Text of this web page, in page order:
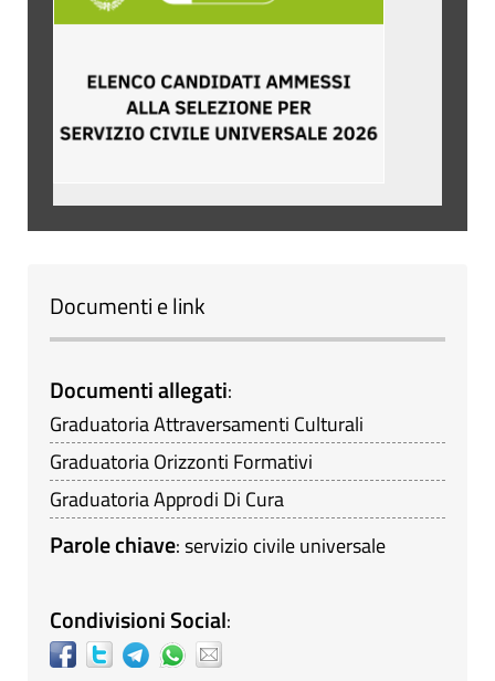
Documenti e link
Documenti allegati:
Graduatoria Attraversamenti Culturali
Graduatoria Orizzonti Formativi
Graduatoria Approdi Di Cura
Parole chiave:servizio civile universale
Condivisioni Social: